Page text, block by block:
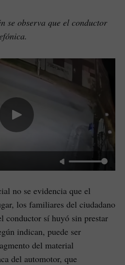
se observa que el conductor
no se evidencia que el
los familiares del ciudadano
conductor sí huyó sin prestar
indican, puede ser
del material
del automotor, que